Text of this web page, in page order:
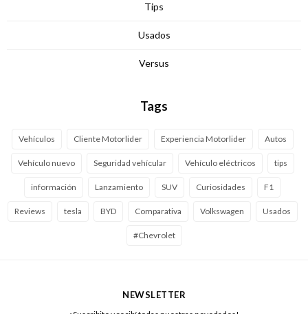
Tips
Usados
Versus
Tags
Vehículos Cliente Motorlider Experiencia Motorlider Autos
Vehículo nuevo Seguridad vehícular Vehículo eléctricos tips
información Lanzamiento SUV Curiosidades F1
Reviews tesla BYD Comparativa Volkswagen Usados
#Chevrolet
NEWSLETTER